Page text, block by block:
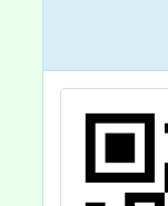
來新
試